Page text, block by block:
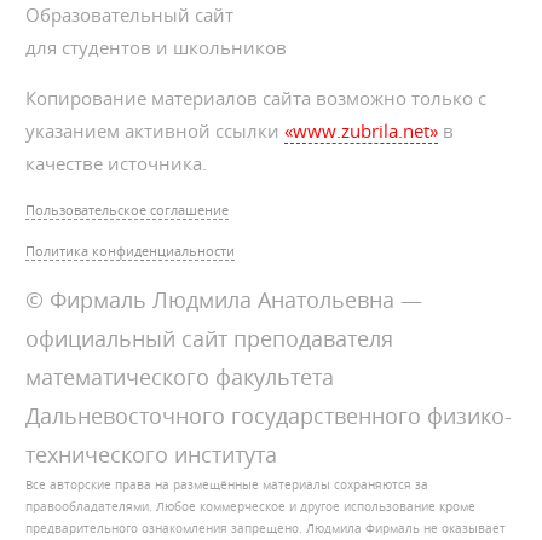
Образовательный сайт
для студентов и школьников
Копирование материалов сайта возможно только с
указанием активной ссылки«www.zubrila.net» в
качестве источника.
Пользовательское соглашение
Политика конфиденциальности
© Фирмаль Людмила Анатольевна —
официальный сайт преподавателя
математического факультета
Дальневосточного государственного физико-
технического института
Все авторские права на размещённые материалы сохраняются за
правообладателями. Любое коммерческое и другое использование кроме
предварительного ознакомления запрещено. Людмила Фирмаль не оказывает